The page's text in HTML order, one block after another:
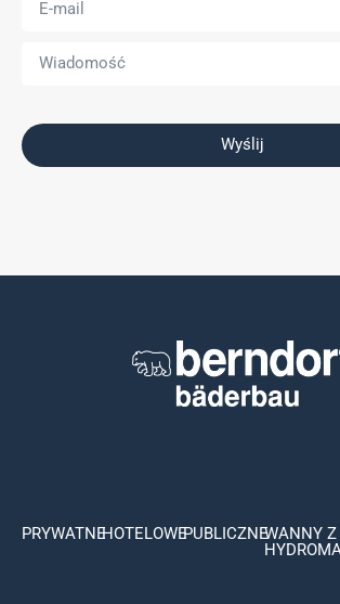
Wyślij
PRYWATNEHOTELOWEPUBLICZNEWANNY Z